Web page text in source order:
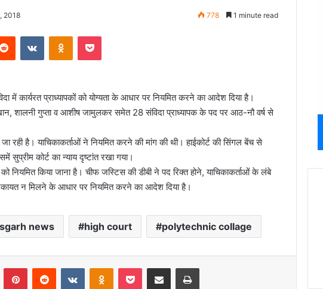
2018 778 1 minute read
Reddit VKontakteOdnoklassniki
Pocket
में कार्यरत प्राध्यापकों को योग्यता के आधार पर नियमित करने का आदेश दिया है।
शालनी गुप्ता व आशीष जामुलकर समेत 28 संविदा प्राध्यापक के पद पर आठ-नौ वर्ष से
रही है। याचिकाकर्ताओं ने नियमित करने की मांग की थी। हाईकोर्ट की सिंगल बेंच से
सुप्रीम कोर्ट का न्याय दृष्टांत रखा गया।
नियमित किया जाना है। चीफ जस्टिस की डीबी ने पद रिक्त होने, याचिकाकर्ताओं के लंबे
न मिलने के आधार पर नियमित करने का आदेश दिया है।
news high court polytechnic collage
PinterestReddit VKontakteOdnoklassniki
Pocket Share via Email Print